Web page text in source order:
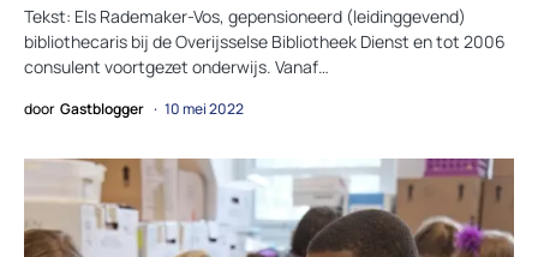
Tekst: Els Rademaker-Vos, gepensioneerd (leidinggevend)
bibliothecaris bij de Overijsselse Bibliotheek Dienst en tot 2006
consulent voortgezet onderwijs. Vanaf…
door Gastblogger 10 mei 2022